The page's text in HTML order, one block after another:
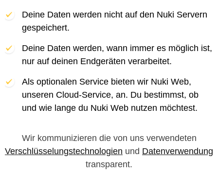
Deine Daten werden nicht auf den Nuki Servern
gespeichert.
Deine Daten werden, wann immer es möglich ist,
nur auf deinen Endgeräten verarbeitet.
Als optionalen Service bieten wir Nuki Web,
unseren Cloud-Service, an. Du bestimmst, ob
und wie lange du Nuki Web nutzen möchtest.
Wir kommunizieren die von uns verwendeten
Verschlüsselungstechnologien und Datenverwendung
transparent.